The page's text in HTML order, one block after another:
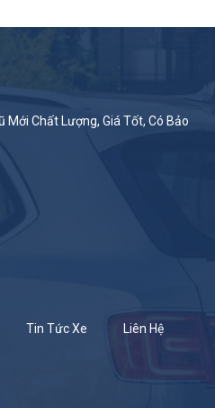
Mới Chất Lượng, Giá Tốt, Có Bảo
Tin Tức Xe Liên Hệ